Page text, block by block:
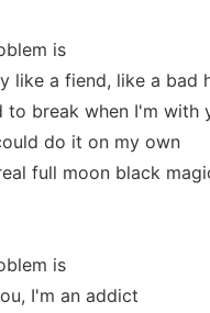
is
like a fiend, like a bad
to break when I'm with
do it on my own
full moon black
is
I'm an addict